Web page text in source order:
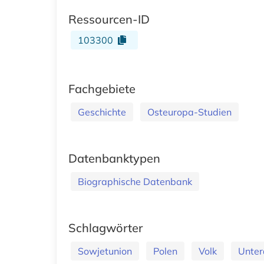
Ressourcen-ID
103300
Fachgebiete
Geschichte Osteuropa-Studien
Datenbanktypen
Biographische Datenbank
Schlagwörter
Sowjetunion Polen Volk